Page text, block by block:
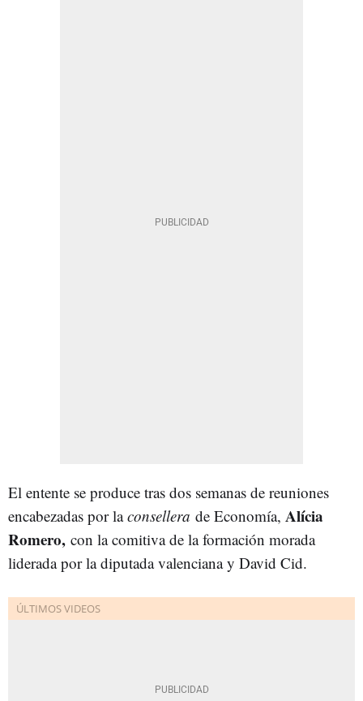
El entente se produce tras dos semanas de reuniones
encabezadas por laconsellera de Economía, Alícia
Romero, con la comitiva de la formación morada
liderada por la diputada valenciana y David Cid.